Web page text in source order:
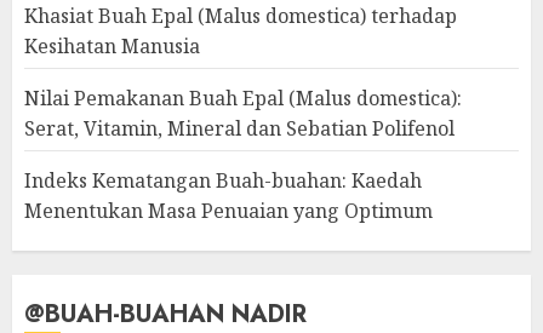
Khasiat Buah Epal (Malus domestica) terhadap
Kesihatan Manusia
Nilai Pemakanan Buah Epal (Malus domestica):
Serat, Vitamin, Mineral dan Sebatian Polifenol
Indeks Kematangan Buah-buahan: Kaedah
Menentukan Masa Penuaian yang Optimum
@BUAH-BUAHAN NADIR